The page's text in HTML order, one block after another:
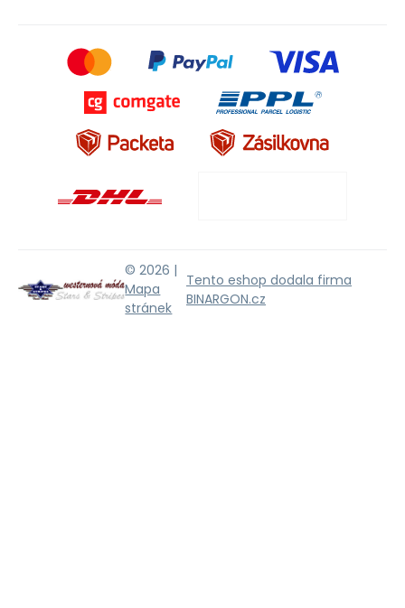
© 2026 |
Mapa
stránek
Tento eshop dodala firma
BINARGON.cz